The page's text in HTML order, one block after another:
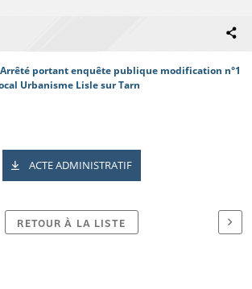
Arrêté portant enquête publique modification n°1
Urbanisme Lisle sur Tarn
ACTE ADMINISTRATIF
RETOUR À LA LISTE